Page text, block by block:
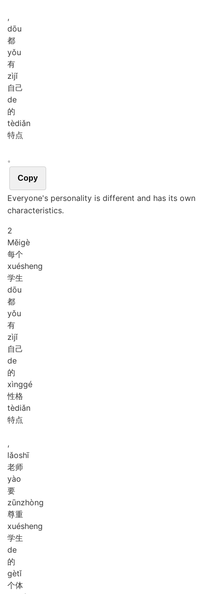
,
dōu
都
yǒu
有
zìjǐ
自己
de
的
tèdiǎn
特点
。
Copy
Everyone's personality is different and has its own
characteristics.
2
Měigè
每个
xuésheng
学生
dōu
都
yǒu
有
zìjǐ
自己
de
的
xìnggé
性格
tèdiǎn
特点
,
lǎoshī
老师
yào
要
zūnzhòng
尊重
xuésheng
学生
de
的
gètǐ
个体